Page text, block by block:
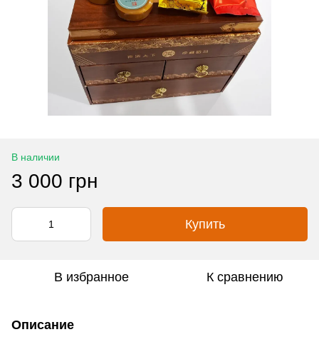
В наличии
3 000 грн
Купить
В избранное К сравнению
Описание